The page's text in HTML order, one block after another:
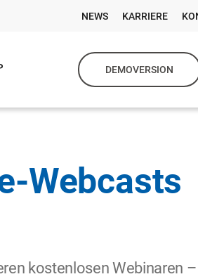
NEWS KARRIERE
DEMOVERSION
Webcasts
kostenlosen Webinaren –